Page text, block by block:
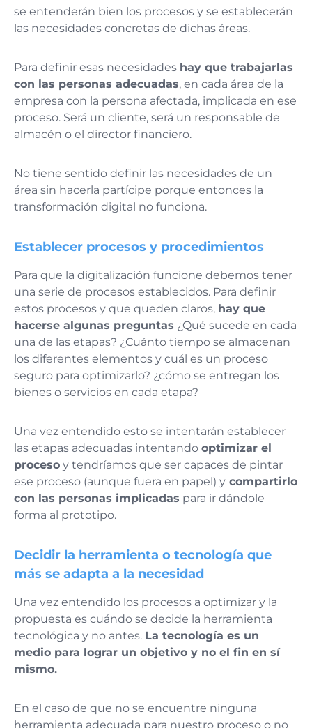
se entenderán bien los procesos y se establecerán
las necesidades concretas de dichas áreas.
Para definir esas necesidades hay que trabajarlas
con las personas adecuadas, en cada área de la
empresa con la persona afectada, implicada en ese
proceso. Será un cliente, será un responsable de
almacén o el director financiero.
No tiene sentido definir las necesidades de un
área sin hacerla partícipe porque entonces la
transformación digital no funciona.
Establecer procesos y procedimientos
Para que la digitalización funcione debemos tener
una serie de procesos establecidos. Para definir
estos procesos y que queden claros, hay que
hacerse algunas preguntas ¿Qué sucede en cada
una de las etapas? ¿Cuánto tiempo se almacenan
los diferentes elementos y cuál es un proceso
seguro para optimizarlo? ¿cómo se entregan los
bienes o servicios en cada etapa?
Una vez entendido esto se intentarán establecer
las etapas adecuadas intentando optimizar el
proceso y tendríamos que ser capaces de pintar
ese proceso (aunque fuera en papel) y compartirlo
con las personas implicadas para ir dándole
forma al prototipo.
Decidir la herramienta o tecnología que
más se adapta a la necesidad
Una vez entendido los procesos a optimizar y la
propuesta es cuándo se decide la herramienta
tecnológica y no antes. La tecnología es un
medio para lograr un objetivo y no el fin en sí
mismo.
En el caso de que no se encuentre ninguna
herramienta adecuada para nuestro proceso o no